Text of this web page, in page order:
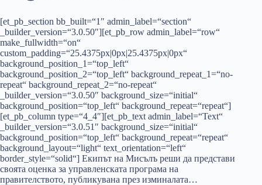
[et_pb_section bb_built=“1″ admin_label=“section“
_builder_version=“3.0.50″][et_pb_row admin_label=“row“
make_fullwidth=“on“
custom_padding=“25.4375px|0px|25.4375px|0px“
background_position_1=“top_left“
background_position_2=“top_left“ background_repeat_1=“no-
repeat“ background_repeat_2=“no-repeat“
_builder_version=“3.0.50″ background_size=“initial“
background_position=“top_left“ background_repeat=“repeat“]
[et_pb_column type=“4_4″][et_pb_text admin_label=“Text“
_builder_version=“3.0.51″ background_size=“initial“
background_position=“top_left“ background_repeat=“repeat“
background_layout=“light“ text_orientation=“left“
border_style=“solid“] Екипът на Мисълъ реши да представи
своята оценка за управленската програма на
правителството, публикувана през изминалата…